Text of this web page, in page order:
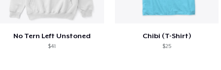
No Tern Left Unstoned
$41
Chibi (T-Shirt)
$25